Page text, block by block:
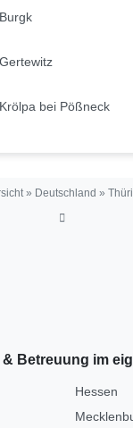
bei Pößneck
» Deutschland »
Betreuung im
Hessen